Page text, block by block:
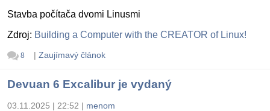
Stavba počítača dvomi Linusmi
Zdroj: Building a Computer with the CREATOR of Linux!
8 | Zaujímavý článok
Devuan 6 Excalibur je vydaný
03.11.2025 | 22:52 | menom